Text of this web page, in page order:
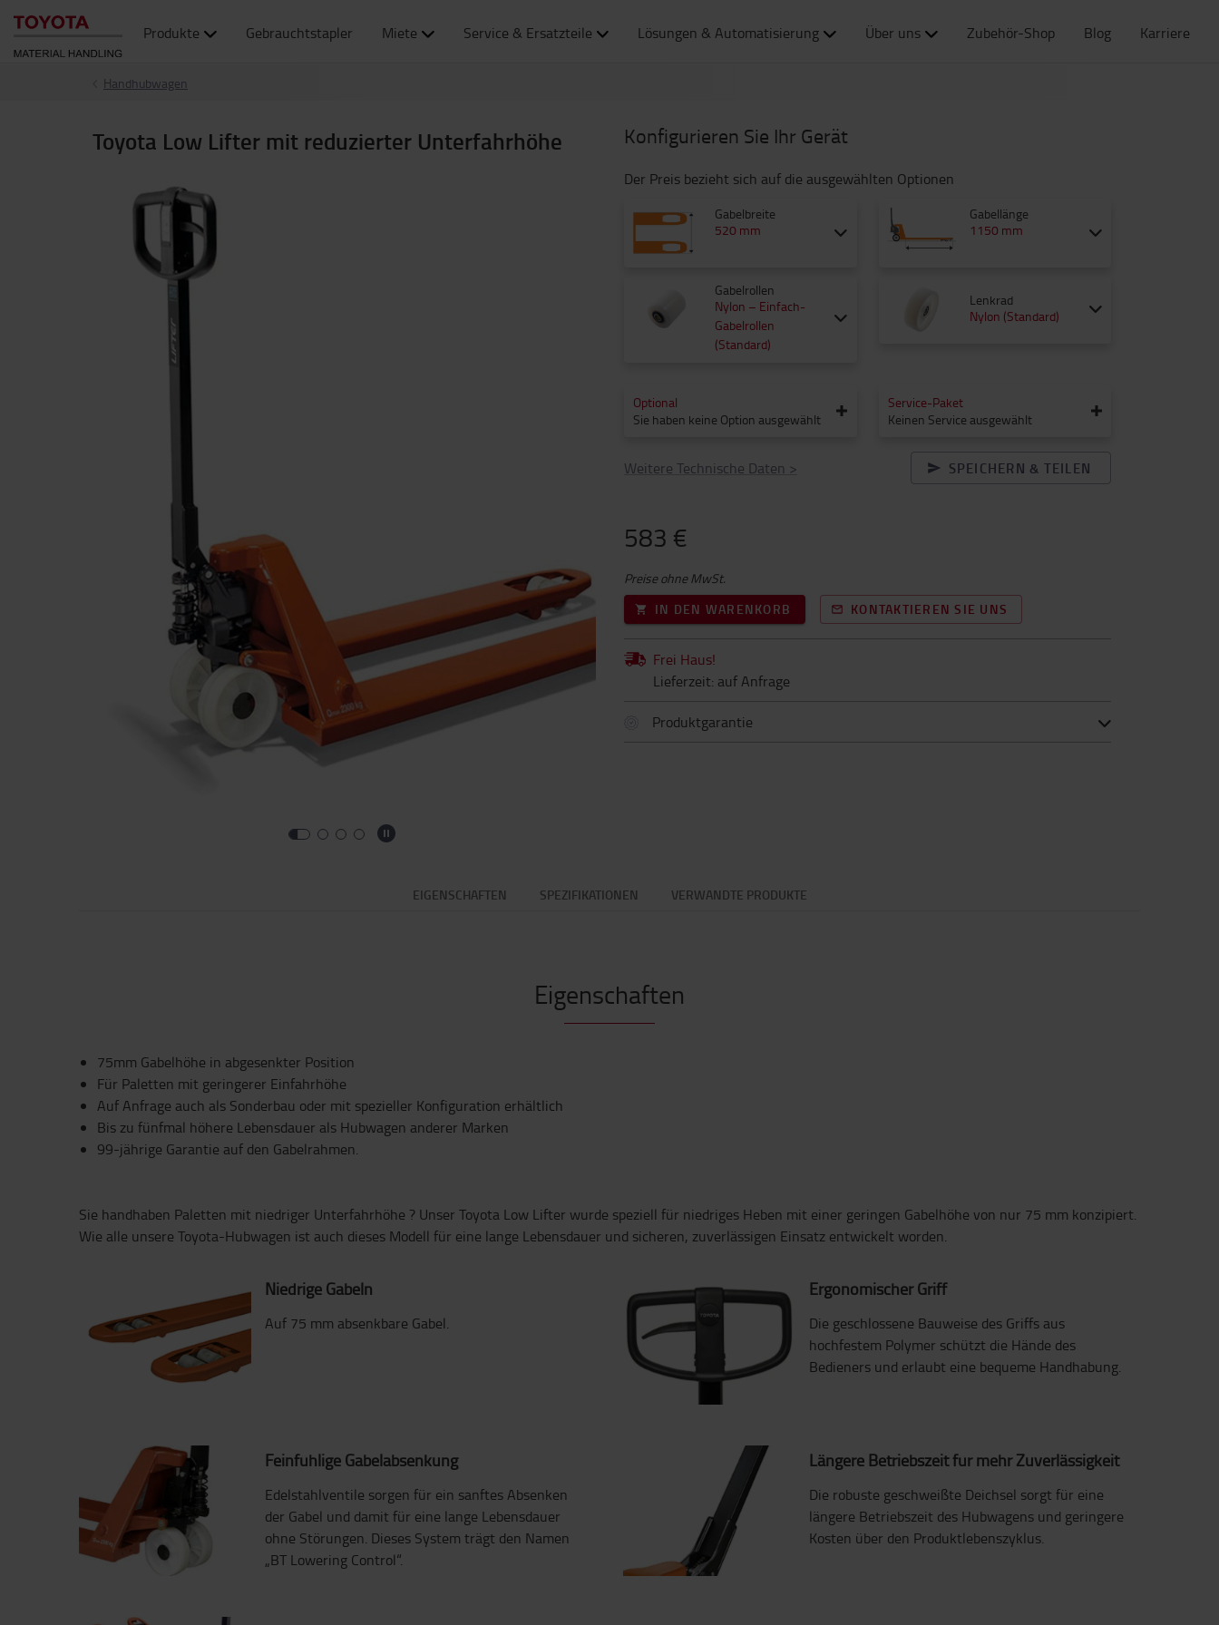
Produkte Gebrauchtstapler Miete Service & Ersatzteile Lösungen & Automatisierung Über uns Zubehör-Shop Blog Karriere
Handhubwagen
Toyota Low Lifter mit reduzierter Unterfahrhöhe Konfigurieren Sie Ihr Gerät
Der Preis bezieht sich auf die ausgewählten Optionen
Gabelbreite
520 mm
Gabellänge
1150 mm
Gabelrollen
Nylon – Einfach-
Gabelrollen
(Standard)
Lenkrad
Nylon (Standard)
Optional
Sie haben keine Option ausgewählt
Service-Paket
Keinen Service ausgewählt
Weitere Technische Daten > SPEICHERN & TEILEN
583 €
Preise ohne MwSt.
IN DEN WARENKORB
KONTAKTIEREN SIE UNS
Frei Haus!
Lieferzeit: auf Anfrage
Produktgarantie
EIGENSCHAFTEN SPEZIFIKATIONEN VERWANDTE PRODUKTE
Eigenschaften
75mm Gabelhöhe in abgesenkter Position
Für Paletten mit geringerer Einfahrhöhe
Auf Anfrage auch als Sonderbau oder mit spezieller Konfiguration erhältlich
Bis zu fünfmal höhere Lebensdauer als Hubwagen anderer Marken
99-jährige Garantie auf den Gabelrahmen.
Sie handhaben Paletten mit niedriger Unterfahrhöhe ? Unser Toyota Low Lifter wurde speziell für niedriges Heben mit einer geringen Gabelhöhe von nur 75 mm konzipiert.
Wie alle unsere Toyota-Hubwagen ist auch dieses Modell für eine lange Lebensdauer und sicheren, zuverlässigen Einsatz entwickelt worden.
Niedrige Gabeln
Auf 75 mm absenkbare Gabel.
Ergonomischer Griff
Die geschlossene Bauweise des Griffs aus
hochfestem Polymer schützt die Hände des
Bedieners und erlaubt eine bequeme Handhabung.
Feinfühlige Gabelabsenkung
Edelstahlventile sorgen für ein sanftes Absenken
der Gabel und damit für eine lange Lebensdauer
ohne Störungen. Dieses System trägt den Namen
„BT Lowering Control“.
Längere Betriebszeit für mehr Zuverlässigkeit
Die robuste geschweißte Deichsel sorgt für eine
längere Betriebszeit des Hubwagens und geringere
Kosten über den Produktlebenszyklus.